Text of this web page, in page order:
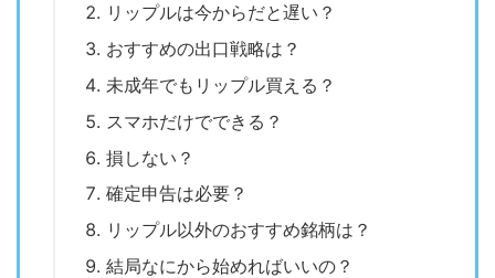
リップルは今からだと遅い？
おすすめの出口戦略は？
未成年でもリップル買える？
スマホだけでできる？
損しない？
確定申告は必要？
リップル以外のおすすめ銘柄は？
結局なにから始めればいいの？